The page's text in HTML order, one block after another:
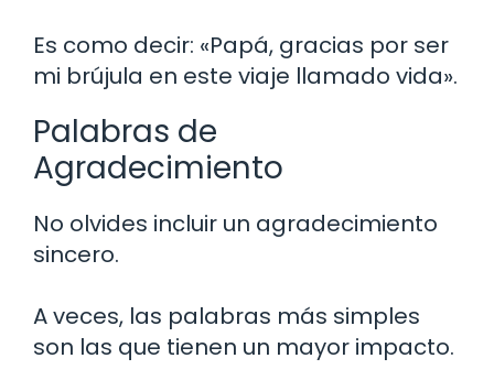
Es como decir: «Papá, gracias por ser
mi brújula en este viaje llamado vida».
Palabras de
Agradecimiento
No olvides incluir un agradecimiento
sincero.
A veces, las palabras más simples
son las que tienen un mayor impacto.